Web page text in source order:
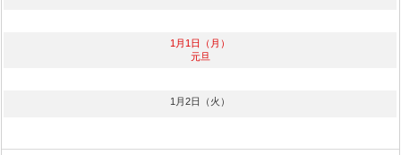
1月1日（月）
元旦
1月2日（火）